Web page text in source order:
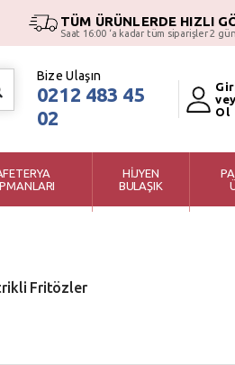
TÜM ÜRÜNLERDE HIZLI
Saat 16:00 ‘a kadar tüm siparişler 2
Bize Ulaşın
0212 483 45
02
Ol
HİJYEN
BULAŞIK
Fritözler